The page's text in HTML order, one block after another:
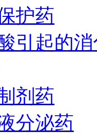
护药
引起的
剂药
分泌药